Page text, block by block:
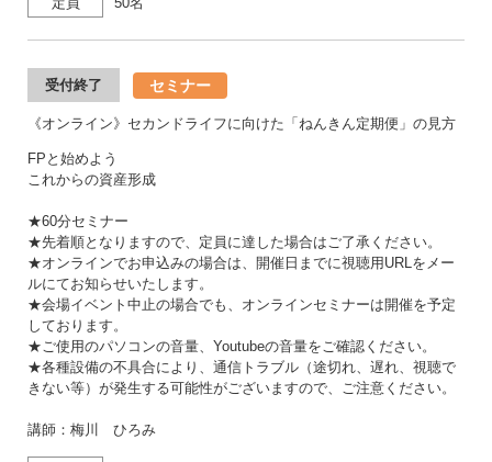
受付終了 セミナー
《オンライン》セカンドライフに向けた「ねんきん定期便」の見方
FPと始めよう
これからの資産形成
★60分セミナー
★先着順となりますので、定員に達した場合はご了承ください。
★オンラインでお申込みの場合は、開催日までに視聴用URLをメー
ルにてお知らせいたします。
★会場イベント中止の場合でも、オンラインセミナーは開催を予定
しております。
★ご使用のパソコンの音量、Youtubeの音量をご確認ください。
★各種設備の不具合により、通信トラブル（途切れ、遅れ、視聴で
きない等）が発生する可能性がございますので、ご注意ください。
講師：梅川 ひろみ